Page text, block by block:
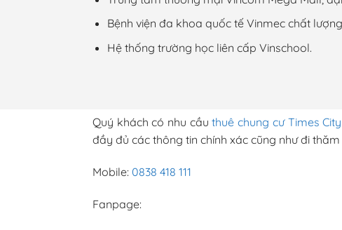
Bệnh viện đa khoa quốc tế Vinmec chất
Hệ thống trường học liên cấp Vinschool.
Quý khách có nhu cầuthuê chung cư Times
đầy đủ các thông tin chính xác cũng như đi
Mobile: 0838 418 111
Fanpage: